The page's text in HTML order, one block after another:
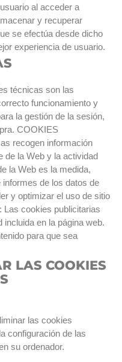
al acceder a
y recuperar
se efectúa desde dicho
experiencia de usuario.
técnicas son las
funcionamiento y
la gestión de la sesión,
COOKIES
recogen información
de la Web y la actividad
la Web es la medida,
de los datos de
y optimizar el uso de sitio
cookies publicitarias
incluida en la página web.
para que sea
LAS COOKIES
las cookies
configuración de las
su ordenador.